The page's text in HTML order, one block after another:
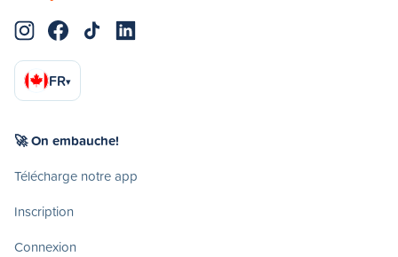
FR▾
🚀 On embauche!
Télécharge notre app
Inscription
Connexion